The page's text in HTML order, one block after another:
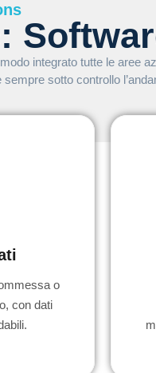
integrato tutte le aree
sotto controllo
o
con dati